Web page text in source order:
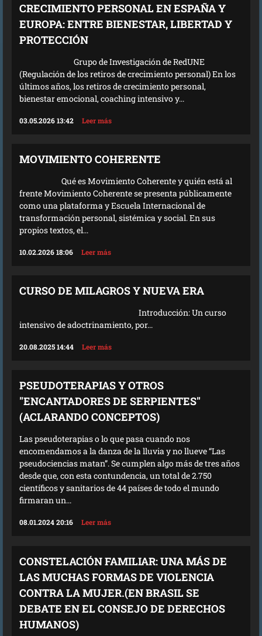
CRECIMIENTO PERSONAL EN ESPAÑA Y
EUROPA: ENTRE BIENESTAR, LIBERTAD Y
PROTECCIÓN
Grupo de Investigación de RedUNE
(Regulación de los retiros de crecimiento personal) En los
últimos años, los retiros de crecimiento personal,
bienestar emocional, coaching intensivo y...
03.05.2026 13:42 Leer más
MOVIMIENTO COHERENTE
Qué es Movimiento Coherente y quién está al
frente Movimiento Coherente se presenta públicamente
como una plataforma y Escuela Internacional de
transformación personal, sistémica y social. En sus
propios textos, el...
10.02.2026 18:06 Leer más
CURSO DE MILAGROS Y NUEVA ERA
Introducción: Un curso
intensivo de adoctrinamiento, por...
20.08.2025 14:44 Leer más
PSEUDOTERAPIAS Y OTROS
"ENCANTADORES DE SERPIENTES"
(ACLARANDO CONCEPTOS)
Las pseudoterapias o lo que pasa cuando nos
encomendamos a la danza de la lluvia y no llueve “Las
pseudociencias matan”. Se cumplen algo más de tres años
desde que, con esta contundencia, un total de 2.750
científicos y sanitarios de 44 países de todo el mundo
firmaran un...
08.01.2024 20:16 Leer más
CONSTELACIÓN FAMILIAR: UNA MÁS DE
LAS MUCHAS FORMAS DE VIOLENCIA
CONTRA LA MUJER.(EN BRASIL SE
DEBATE EN EL CONSEJO DE DERECHOS
HUMANOS)